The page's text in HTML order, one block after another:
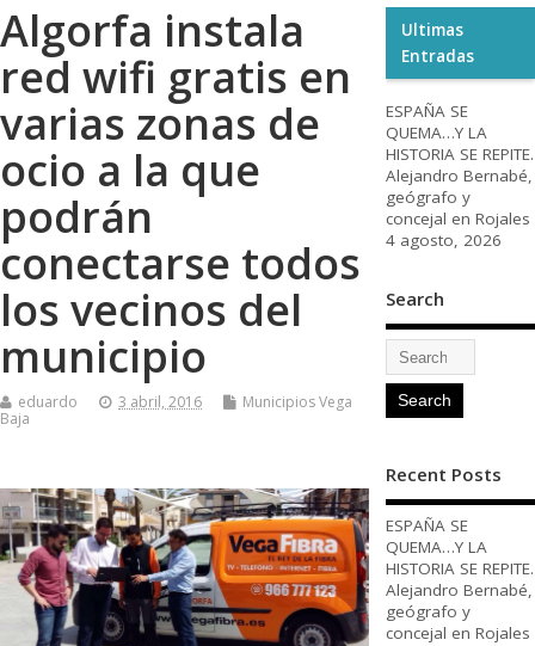
Algorfa instala
red wifi gratis en
varias zonas de
ocio a la que
podrán
conectarse todos
los vecinos del
municipio
eduardo 3 abril, 2016
Municipios Vega
Baja
Ultimas
Entradas
ESPAÑA SE
QUEMA…Y LA
HISTORIA SE REPITE.
Alejandro Bernabé,
geógrafo y
concejal en Rojales
4 agosto, 2026
Search
Recent Posts
ESPAÑA SE
QUEMA…Y LA
HISTORIA SE REPITE.
Alejandro Bernabé,
geógrafo y
concejal en Rojales